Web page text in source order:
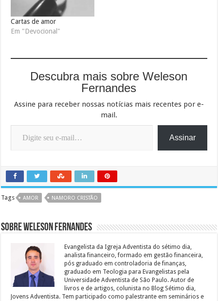
Cartas de amor
Em "Devocional"
Descubra mais sobre Weleson
Fernandes
Assine para receber nossas notícias mais recentes por e-
mail.
Digite seu e-mail…
Assinar
Tags AMOR NAMORO CRISTÃO
Sobre Weleson Fernandes
Evangelista da Igreja Adventista do sétimo dia,
analista financeiro, formado em gestão financeira,
pós graduado em controladoria de finanças,
graduado em Teologia para Evangelistas pela
Universidade Adventista de São Paulo. Autor de
livros e de artigos, colunista no Blog Sétimo dia,
Jovens Adventista. Tem participado como palestrante em seminários e